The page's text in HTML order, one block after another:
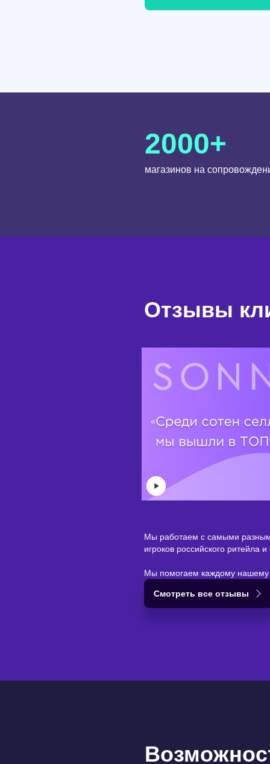
2000+
магазинов на
Отзывы
Мы работаем с самыми
игроков российского ритейла
Мы помогаем каждому нашему
Cмотреть все отзывы